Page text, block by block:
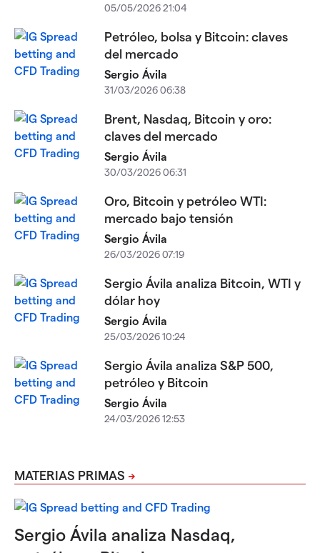
05/05/2026 21:04
Petróleo, bolsa y Bitcoin: claves
del mercado
Sergio Ávila
31/03/2026 06:38
Brent, Nasdaq, Bitcoin y oro:
claves del mercado
Sergio Ávila
30/03/2026 06:31
Oro, Bitcoin y petróleo WTI:
mercado bajo tensión
Sergio Ávila
26/03/2026 07:19
Sergio Ávila analiza Bitcoin, WTI y
dólar hoy
Sergio Ávila
25/03/2026 10:24
Sergio Ávila analiza S&P 500,
petróleo y Bitcoin
Sergio Ávila
24/03/2026 12:53
MATERIAS PRIMAS
Sergio Ávila analiza Nasdaq,